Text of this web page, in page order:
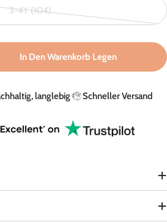
3-4Y (104)
Variante
nicht
In Leopard Brown – UPF 50+
Jogginghose In Leopard Brown –
In Den Warenkorb Legen
langlebig Schneller Versand